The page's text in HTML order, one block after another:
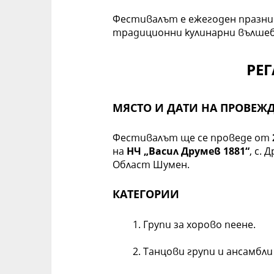
Фестивалът е ежегоден
традиционни кулинарни
МЯСТО И ДАТИ НА
Фестивалът ще се проведе от
на НЧ „Васил Друмев 1881“, с.
Област Шумен.
КАТЕГОРИИ
Групи за хорово пеене.
Танцови групи и